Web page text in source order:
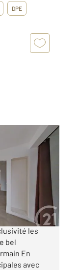
DPE
Demeure
les
bel
En
avec